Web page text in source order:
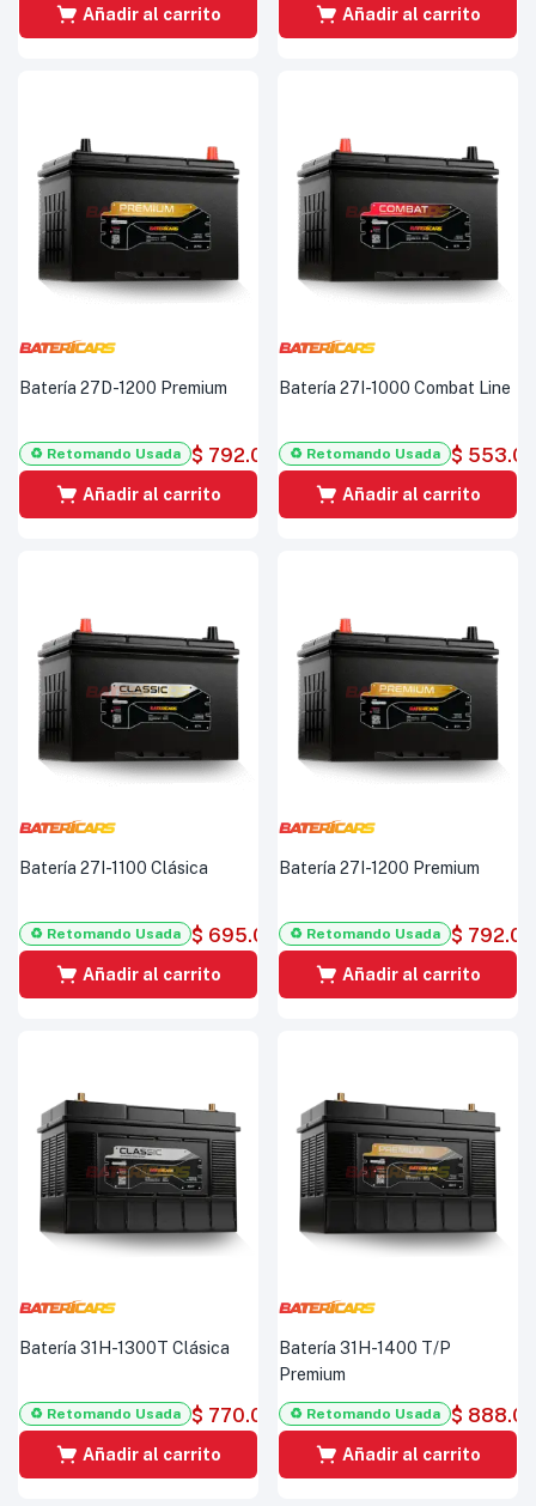
Añadir al carrito Añadir al carrito
Batería 27D-1200 Premium
♻️ Retomando Usada $ 792.000
Añadir al carrito
Batería 27I-1000 Combat Line
♻️ Retomando Usada $
Añadir al carrito
Batería 27I-1100 Clásica
♻️ Retomando Usada $ 695.000
Añadir al carrito
Batería 27I-1200 Premium
♻️ Retomando Usada $
Añadir al carrito
Batería 31H-1300T Clásica
♻️ Retomando Usada $ 770.000
Añadir al carrito
Batería 31H-1400 T/P
Premium
♻️ Retomando Usada $
Añadir al carrito